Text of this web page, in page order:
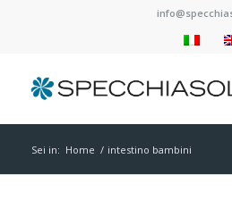
Sei in: Home / intestino bambini